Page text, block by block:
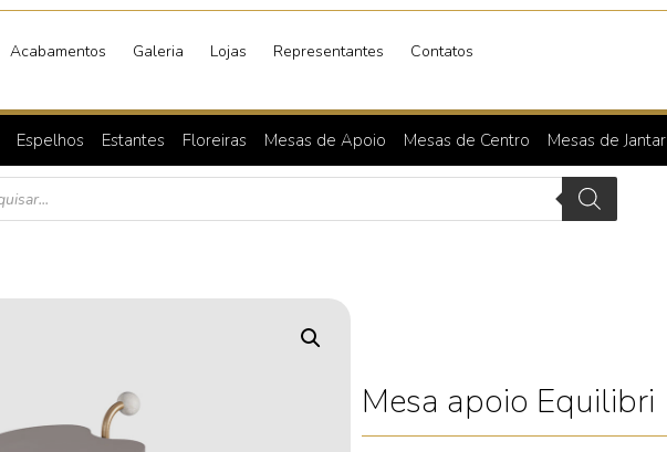
Acabamentos Galeria Lojas Representantes Contatos
Espelhos Estantes Floreiras Mesas de Apoio Mesas de Centro Mesas de Jantar
Mesa apoio Equilibri